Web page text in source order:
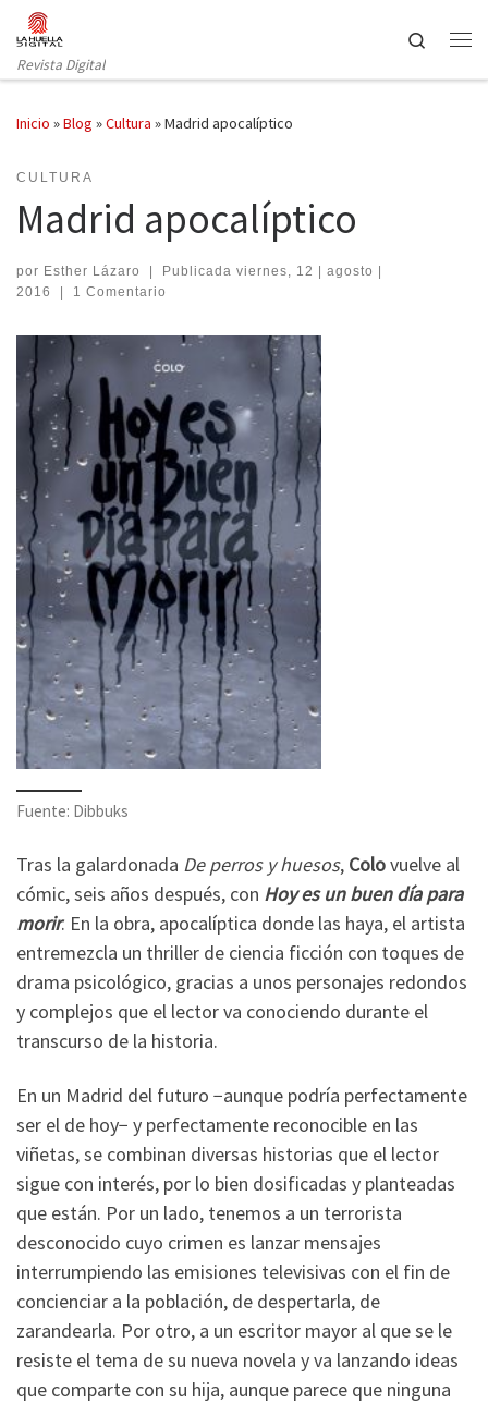
Saltar al contenido
Revista Digital
Search
Inicio »Blog »Cultura »Madrid apocalíptico
CULTURA
Madrid apocalíptico
por Esther Lázaro | Publicada viernes, 12 | agosto |
2016
| 1 Comentario
Fuente: Dibbuks
Tras la galardonada De perros y huesos, Colovuelve al
cómic, seis años después, con Hoy es un buen día para
morir. En la obra, apocalíptica donde las haya, el artista
entremezcla un thriller de ciencia ficción con toques de
drama psicológico, gracias a unos personajes redondos
y complejos que el lector va conociendo durante el
transcurso de la historia.
En un Madrid del futuro −aunque podría perfectamente
ser el de hoy− y perfectamente reconocible en las
viñetas, se combinan diversas historias que el lector
sigue con interés, por lo bien dosificadas y planteadas
que están. Por un lado, tenemos a un terrorista
desconocido cuyo crimen es lanzar mensajes
interrumpiendo las emisiones televisivas con el fin de
concienciar a la población, de despertarla, de
zarandearla. Por otro, a un escritor mayor al que se le
resiste el tema de su nueva novela y va lanzando ideas
que comparte con su hija, aunque parece que ninguna